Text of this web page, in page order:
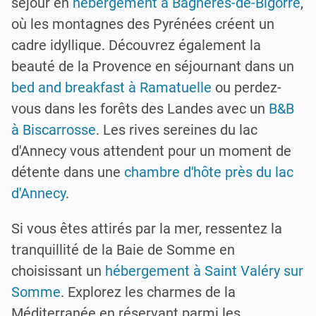
où les montagnes des Pyrénées créent un
cadre idyllique. Découvrez également la
beauté de la Provence en séjournant dans un
bed and breakfast à Ramatuelle ou perdez-
vous dans les forêts des Landes avec un B&B
à Biscarrosse. Les rives sereines du lac
d'Annecy vous attendent pour un moment de
détente dans une chambre d'hôte près du lac
d'Annecy.
Si vous êtes attirés par la mer, ressentez la
tranquillité de la Baie de Somme en
choisissant un hébergement à Saint Valéry sur
Somme. Explorez les charmes de la